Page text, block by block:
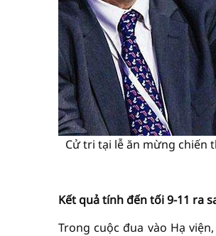
Cử tri tại lễ ăn mừng chiến
Kết quả tính đến tối 9-11 ra
Trong cuộc đua vào Hạ